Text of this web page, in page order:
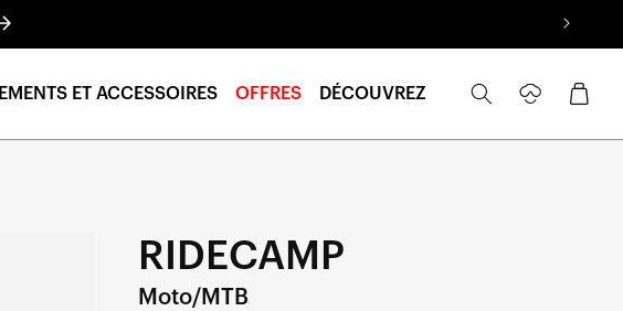
ET ACCESSOIRES OFFRES DÉCOUVREZ
connecter
Panier
RIDECAMP
Moto/MTB